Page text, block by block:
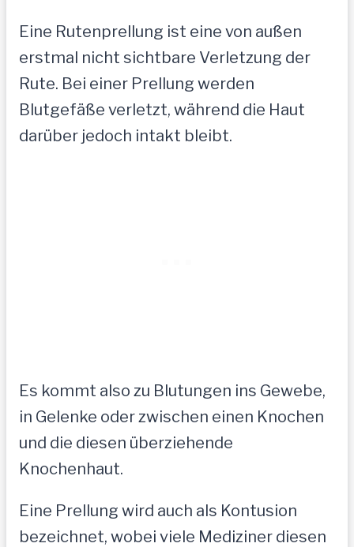
Eine Rutenprellung ist eine von außen
erstmal nicht sichtbare Verletzung der
Rute. Bei einer Prellung werden
Blutgefäße verletzt, während die Haut
darüber jedoch intakt bleibt.
Es kommt also zu Blutungen ins Gewebe,
in Gelenke oder zwischen einen Knochen
und die diesen überziehende
Knochenhaut.
Eine Prellung wird auch als Kontusion
bezeichnet, wobei viele Mediziner diesen